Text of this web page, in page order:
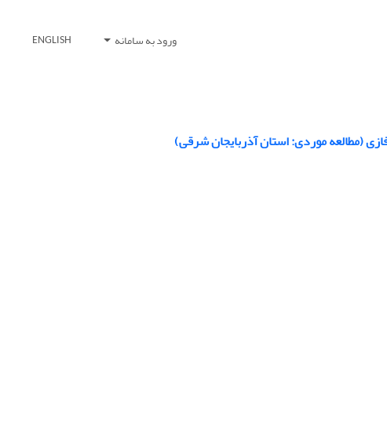
ورود به سامانه ENGLISH
(مطالعه موردی: استان آذربایجان شرقی)